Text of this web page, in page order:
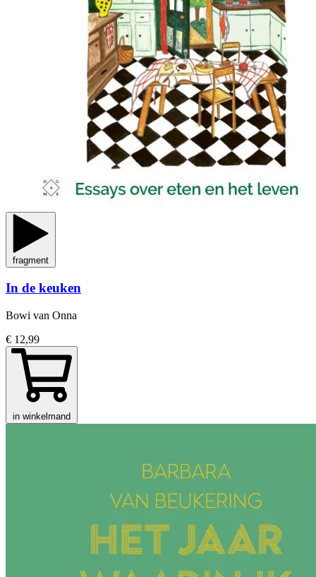
fragment
In de keuken
Bowi van Onna
€ 12,99
in winkelmand